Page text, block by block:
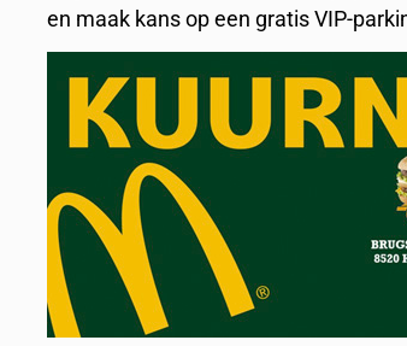
en maak kans op een gratis VIP-